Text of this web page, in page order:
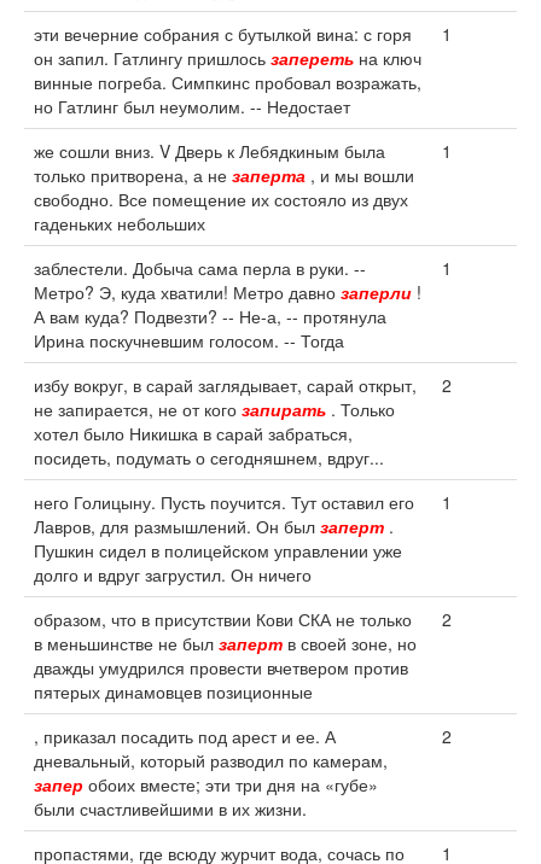
эти вечерние собрания с бутылкой вина: с горя
он запил. Гатлингу пришлось запереть на ключ
винные погреба. Симпкинс пробовал возражать,
но Гатлинг был неумолим. -- Недостает
1
же сошли вниз. V Дверь к Лебядкиным была
только притворена, а не заперта , и мы вошли
свободно. Все помещение их состояло из двух
гаденьких небольших
1
заблестели. Добыча сама перла в руки. --
Метро? Э, куда хватили! Метро давно заперли !
А вам куда? Подвезти? -- Не-а, -- протянула
Ирина поскучневшим голосом. -- Тогда
1
избу вокруг, в сарай заглядывает, сарай открыт,
не запирается, не от кого запирать . Только
хотел было Никишка в сарай забраться,
посидеть, подумать о сегодняшнем, вдруг...
2
него Голицыну. Пусть поучится. Тут оставил его
Лавров, для размышлений. Он был заперт .
Пушкин сидел в полицейском управлении уже
долго и вдруг загрустил. Он ничего
1
образом, что в присутствии Кови СКА не только
в меньшинстве не был заперт в своей зоне, но
дважды умудрился провести вчетвером против
пятерых динамовцев позиционные
2
, приказал посадить под арест и ее. А
дневальный, который разводил по камерам,
запер обоих вместе; эти три дня на «губе»
были счастливейшими в их жизни.
2
пропастями, где всюду журчит вода, сочась по 1